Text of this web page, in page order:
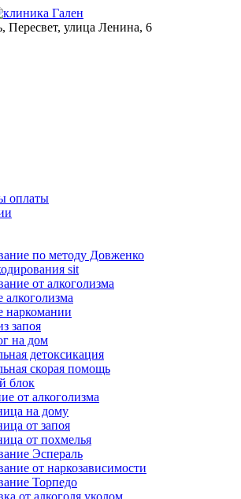
Пересвет, улица Ленина, 6
оплаты
по методу Довженко
sit
от алкоголизма
алкоголизма
наркомании
запоя
на дом
детоксикация
скорая помощь
блок
от алкоголизма
на дому
от запоя
от похмелья
Эспераль
от наркозависимости
Торпедо
от алкоголя уколом